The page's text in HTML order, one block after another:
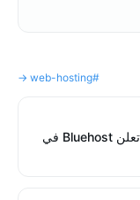
#
web-hosting
→
ملف إعلانات Bluehost على تيليجرام: كيف تعلن Bluehost في